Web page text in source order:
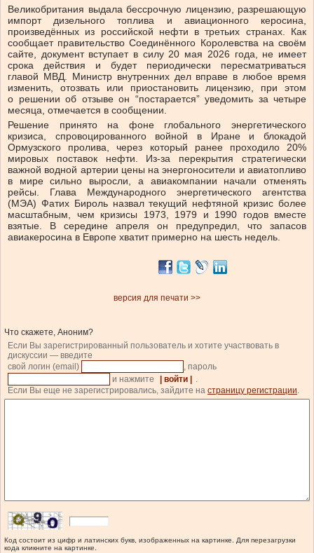
Великобритания выдала бессрочную лицензию, разрешающую
импорт дизельного топлива и авиационного керосина,
произведённых из российской нефти в третьих странах. Как
сообщает правительство Соединённого Королевства на своём
сайте, документ вступает в силу 20 мая 2026 года, не имеет
срока действия и будет периодически пересматриваться
главой МВД. Министр внутренних дел вправе в любое время
изменить, отозвать или приостановить лицензию, при этом
о решении об отзыве он “постарается” уведомить за четыре
месяца, отмечается в сообщении.
Решение принято на фоне глобального энергетического
кризиса, спровоцированного войной в Иране и блокадой
Ормузского пролива, через который ранее проходило 20%
мировых поставок нефти. Из-за перекрытия стратегически
важной водной артерии цены на энергоносители и авиатопливо
в мире сильно выросли, а авиакомпании начали отменять
рейсы. Глава Международного энергетического агентства
(МЭА) Фатих Бироль назвал текущий нефтяной кризис более
масштабным, чем кризисы 1973, 1979 и 1990 годов вместе
взятые. В середине апреля он предупредил, что запасов
авиакеросина в Европе хватит примерно на шесть недель.
версия для печати >>
Что скажете, Аноним?
Если Вы зарегистрированный пользователь и хотите участвовать в
дискуссии — введите
свой логин (email)
, пароль
и нажмите
| войти |
.
Если Вы еще не зарегистрировались, зайдите на страницу регистрации.
Код состоит из цифр и латинских букв, изображенных на картинке. Для перезагрузки
кода кликните на картинке.